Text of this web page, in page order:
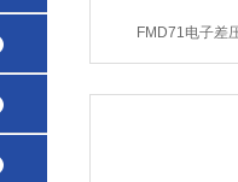
FMD71电子差